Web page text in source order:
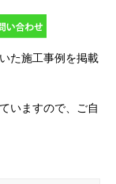
た施工事例を掲載
いますので、ご自